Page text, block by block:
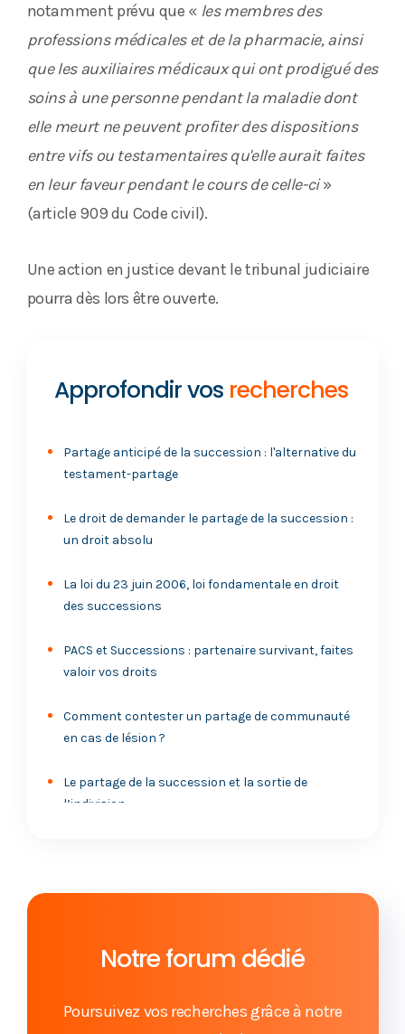
notamment prévu que « les membres des
professions médicales et de la pharmacie, ainsi
que les auxiliaires médicaux qui ont prodigué des
soins à une personne pendant la maladie dont
elle meurt ne peuvent profiter des dispositions
entre vifs ou testamentaires qu'elle aurait faites
en leur faveur pendant le cours de celle-ci»
(article 909 du Code civil).
Une action en justice devant le tribunal judiciaire
pourra dès lors être ouverte.
Approfondir vos recherches
Partage anticipé de la succession : l'alternative du
testament-partage
Le droit de demander le partage de la succession :
un droit absolu
La loi du 23 juin 2006, loi fondamentale en droit
des successions
PACS et Successions : partenaire survivant, faites
valoir vos droits
Comment contester un partage de communauté
en cas de lésion ?
Le partage de la succession et la sortie de
l’indivision
Enfant du premier lit : quels sont vos droits en cas
Est-il possible de contester le partage d’une
Notre forum dédié
Poursuivez vos recherches grâce à notre